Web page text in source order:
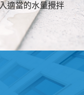
適當的水量攪拌